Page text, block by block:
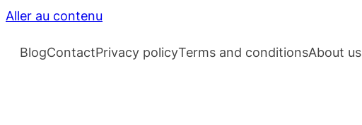
Aller au contenu
BlogContactPrivacy policyTerms and conditionsAbout us